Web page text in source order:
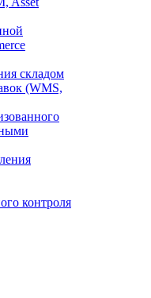
складом
(WMS,
контроля